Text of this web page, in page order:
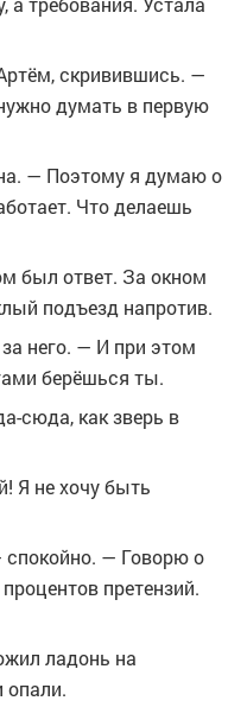
скривившись. —
думать в первую
— Поэтому я думаю о
Что делаешь
был ответ. За окном
подъезд напротив.
него. — И при этом
берёшься ты.
сюда, как зверь в
Я не хочу быть
спокойно. — Говорю о
претензий.
ладонь на
опали.